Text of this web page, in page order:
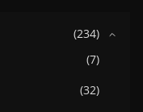
(234)
(7)
(32)